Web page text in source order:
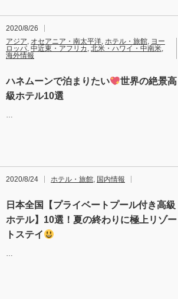
2020/8/26
アジア, オセアニア・南太平洋, ホテル・旅館, ヨー
ロッパ, 中近東・アフリカ , 北米・ハワイ・中南米,
海外情報
ハネムーンで泊まりたい
世界の絶景高
級ホテル10選
…
2020/8/24 ホテル・旅館, 国内情報
日本全国【プライベートプール付き高級
ホテル】10選！夏の終わりに極上リゾー
トステイ
…